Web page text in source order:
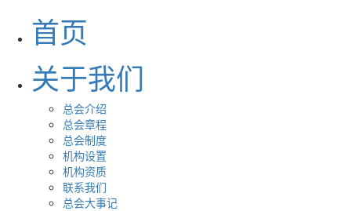
首页
关于我们
总会介绍
总会章程
总会制度
机构设置
机构资质
联系我们
总会大事记